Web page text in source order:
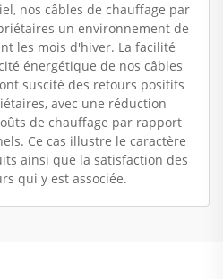
nos câbles de chauffage par
un environnement de
les mois d'hiver. La facilité
énergétique de nos câbles
suscité des retours positifs
avec une réduction
de chauffage par rapport
Ce cas illustre le caractère
ainsi que la satisfaction des
qui y est associée.